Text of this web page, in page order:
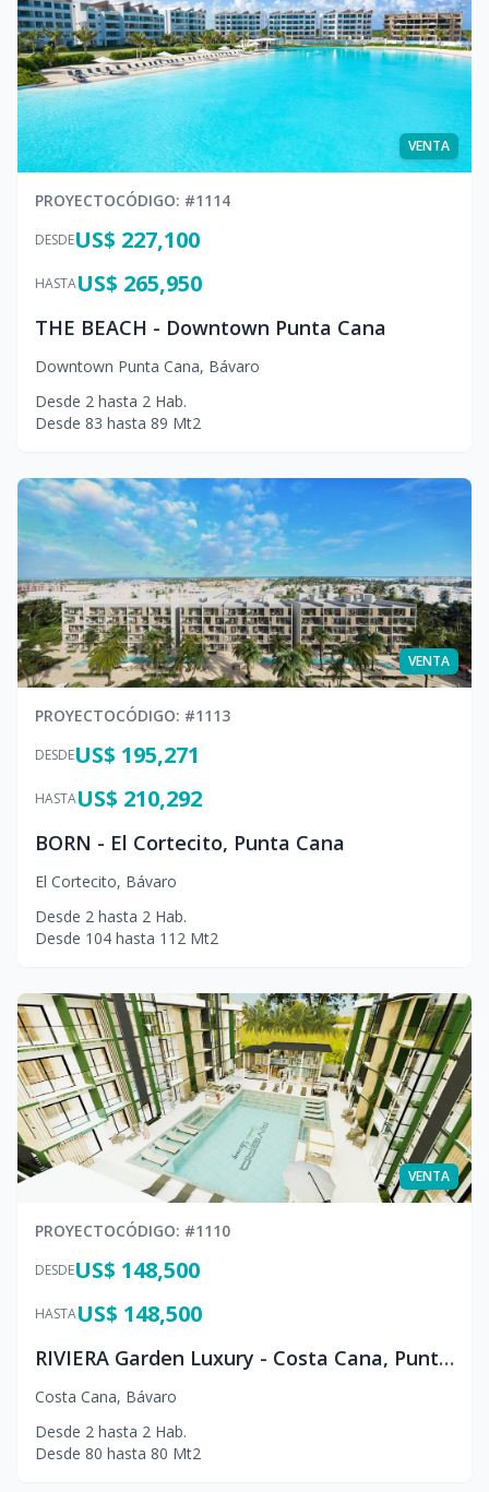
VENTA
PROYECTOCÓDIGO: #1114
DESDEUS$ 227,100
HASTAUS$ 265,950
THE BEACH - Downtown Punta Cana
Downtown Punta Cana, Bávaro
Desde 2 hasta 2 Hab.
Desde 83 hasta 89 Mt2
VENTA
PROYECTOCÓDIGO: #1113
DESDEUS$ 195,271
HASTAUS$ 210,292
BORN - El Cortecito, Punta Cana
El Cortecito, Bávaro
Desde 2 hasta 2 Hab.
Desde 104 hasta 112 Mt2
VENTA
PROYECTOCÓDIGO: #1110
DESDEUS$ 148,500
HASTAUS$ 148,500
RIVIERA Garden Luxury - Costa Cana, Punta Cana
Costa Cana, Bávaro
Desde 2 hasta 2 Hab.
Desde 80 hasta 80 Mt2